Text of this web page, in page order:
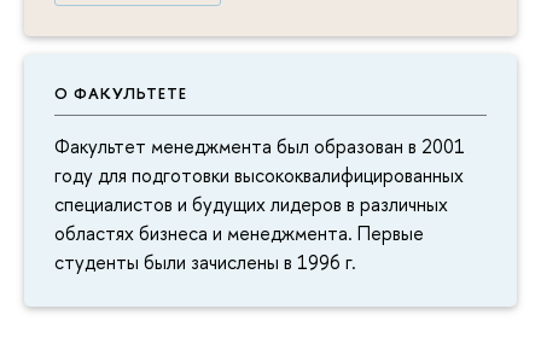
О ФАКУЛЬТЕТЕ
Факультет менеджмента был образован в 2001
году для подготовки высококвалифицированных
специалистов и будущих лидеров в различных
областях бизнеса и менеджмента. Первые
студенты были зачислены в 1996 г.